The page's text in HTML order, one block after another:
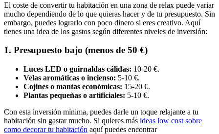
El coste de convertir tu habitación en una zona de relax puede variar
mucho dependiendo de lo que quieras hacer y de tu presupuesto. Sin
embargo, puedes lograrlo con poco dinero si eres creativo. Aquí
tienes una idea de los gastos según diferentes niveles de inversión:
1. Presupuesto bajo (menos de 50 €)
Luces LED o guirnaldas cálidas: 10-20 €.
Velas aromáticas o incienso: 5-10 €.
Cojines o mantas económicas: 15-20 €.
Plantas pequeñas o artificiales: 5-10 €.
Con esta inversión mínima, puedes darle un toque relajante a tu
habitación sin gastar mucho. Si quieres más ideas low cost sobre
como decorar tu habitación aquí puedes encontrar